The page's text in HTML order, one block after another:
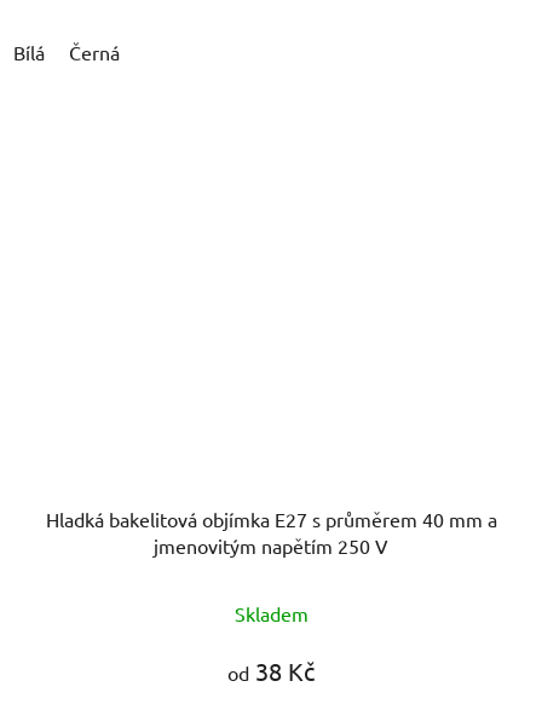
Bílá Černá
Hladká bakelitová objímka E27 s průměrem 40 mm a
jmenovitým napětím 250 V
hodnocení
produktu
Skladem
od 38 Kč